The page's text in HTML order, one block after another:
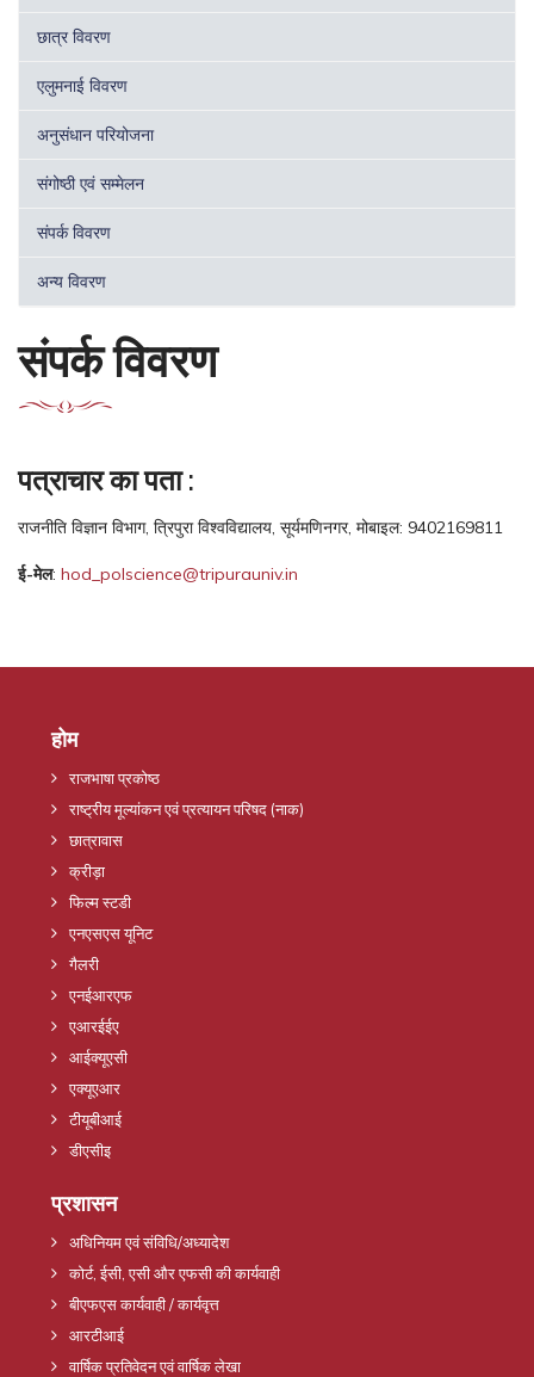
छात्र विवरण
एलुमनाई विवरण
अनुसंधान परियोजना
संगोष्ठी एवं सम्मेलन
संपर्क विवरण
अन्य विवरण
संपर्क विवरण
पत्राचार का पता :
राजनीति विज्ञान विभाग, त्रिपुरा विश्वविद्यालय, सूर्यमणिनगर, मोबाइल: 9402169811
ई-मेल: hod_polscience@tripurauniv.in
होम
राजभाषा प्रकोष्ठ
राष्ट्रीय मूल्यांकन एवं प्रत्यायन परिषद (नाक)
छात्रावास
क्रीड़ा
फिल्म स्टडी
एनएसएस यूनिट
गैलरी
एनईआरएफ
एआरईईए
आईक्यूएसी
एक्यूएआर
टीयूबीआई
डीएसीइ
प्रशासन
अधिनियम एवं संविधि/अध्यादेश
कोर्ट, ईसी, एसी और एफसी की कार्यवाही
बीएफएस कार्यवाही / कार्यवृत्त
आरटीआई
वार्षिक प्रतिवेदन एवं वार्षिक लेखा